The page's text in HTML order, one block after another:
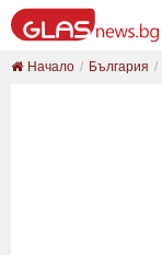
Начало България